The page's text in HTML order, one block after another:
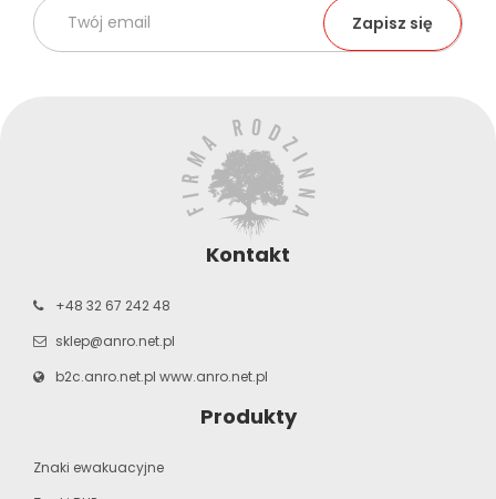
Kontakt
+48 32 67 242 48
sklep@anro.net.pl
b2c.anro.net.pl www.anro.net.pl
Produkty
Znaki ewakuacyjne